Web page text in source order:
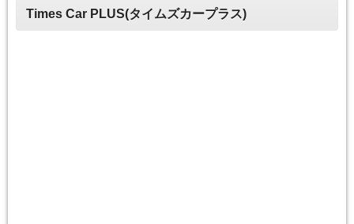
Times Car PLUS(タイムズカープラス)